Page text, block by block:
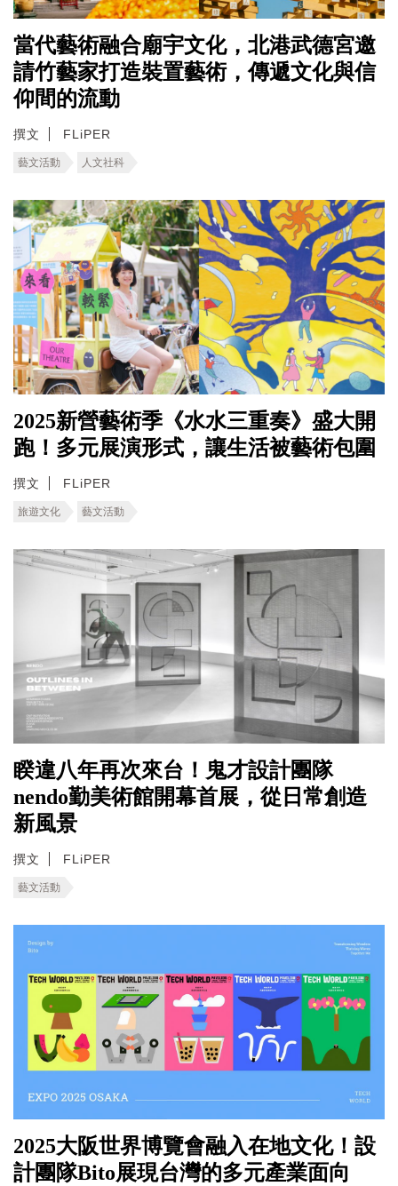
當代藝術融合廟宇文化，北港武德宮邀
請竹藝家打造裝置藝術，傳遞文化與信
仰間的流動
撰文 FLiPER
藝文活動 人文社科
2025新營藝術季《水水三重奏》盛大開
跑！多元展演形式，讓生活被藝術包圍
撰文 FLiPER
旅遊文化 藝文活動
睽違八年再次來台！鬼才設計團隊
nendo勤美術館開幕首展，從日常創造
新風景
撰文 FLiPER
藝文活動
2025大阪世界博覽會融入在地文化！設
計團隊Bito展現台灣的多元產業面向